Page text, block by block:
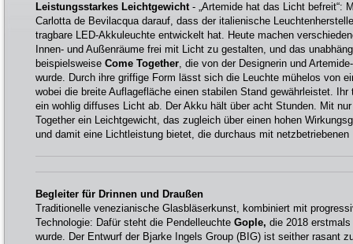
Leistungsstarkes Leichtgewicht- „Artemide hat das Licht befreit“:
Carlotta de Bevilacqua darauf, dass der italienische
tragbare LED-Akkuleuchte entwickelt hat. Heute machen
Innen- und Außenräume frei mit Licht zu gestalten, und das
beispielsweise Come Together, die von der Designerin und
wurde. Durch ihre griffige Form lässt sich die Leuchte mühelos von
wobei die breite Auflagefläche einen stabilen Stand gewährleistet.
ein wohlig diffuses Licht ab. Der Akku hält über acht Stunden. Mit
Together ein Leichtgewicht, das zugleich über einen hohen
und damit eine Lichtleistung bietet, die durchaus mit
Begleiter für Drinnen und Draußen
Traditionelle venezianische Glasbläserkunst, kombiniert mit
Technologie: Dafür steht die Pendelleuchte Gople, die 2018
wurde. Der Entwurf der Bjarke Ingels Group (BIG) ist seither rasant